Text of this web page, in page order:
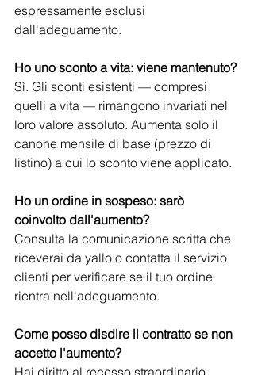
espressamente esclusi
dall'adeguamento.
Ho uno sconto a vita: viene mantenuto?
Sì. Gli sconti esistenti — compresi
quelli a vita — rimangono invariati nel
loro valore assoluto. Aumenta solo il
canone mensile di base (prezzo di
listino) a cui lo sconto viene applicato.
Ho un ordine in sospeso: sarò
coinvolto dall'aumento?
Consulta la comunicazione scritta che
riceverai da yallo o contatta il servizio
clienti per verificare se il tuo ordine
rientra nell'adeguamento.
Come posso disdire il contratto se non
accetto l'aumento?
Hai diritto al recesso straordinario